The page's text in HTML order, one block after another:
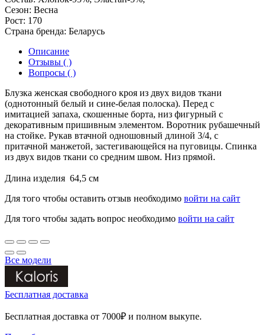
Сезон: Весна
Рост: 170
Страна бренда: Беларусь
Описание
Отзывы ( )
Вопросы ( )
Блузка женская свободного кроя из двух видов ткани
(однотонный белый и сине-белая полоска). Перед с
имитацией запаха, скошенные борта, низ фигурный с
декоративным пришивным элементом. Воротник рубашечный
на стойке. Рукав втачной одношовный длиной 3/4, с
притачной манжетой, застегивающейся на пуговицы. Спинка
из двух видов ткани со средним швом. Низ прямой.
Длина изделия 64,5 см
Для того чтобы оставить отзыв необходимо войти на сайт
Для того чтобы задать вопрос необходимо войти на сайт
Все модели
Бесплатная доставка
Бесплатная доставка от 7000₽ и полном выкупе.